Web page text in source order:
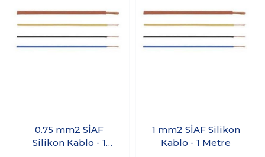
0.75 mm2 SİAF
Silikon Kablo - 1
1 mm2 SİAF Silikon
Kablo - 1 Metre